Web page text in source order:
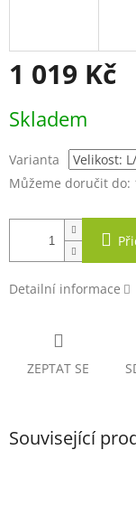
1 019 Kč
cena:
Skladem
Varianta
Můžeme doručit do:
Detailní informace
ZEPTAT SE
Související